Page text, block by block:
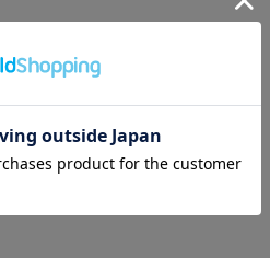
トフォンなどの環境により、製品
る場合がございます。
サイズ等の仕様が変更になる場
て記載しておりますが、若干の
す。